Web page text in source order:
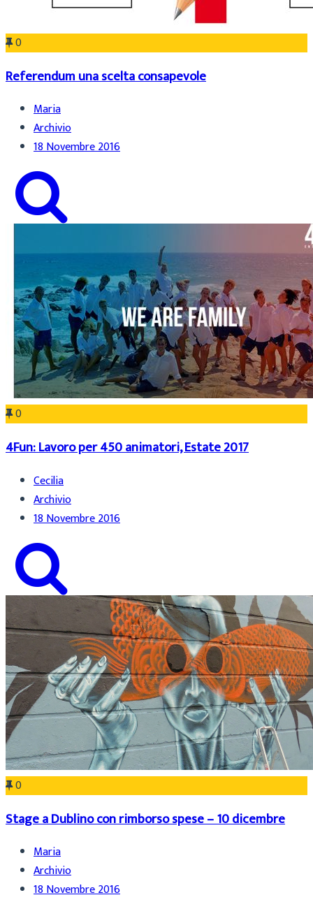
0
Referendum una scelta consapevole
Maria
Archivio
18 Novembre 2016
0
4Fun: Lavoro per 450 animatori, Estate 2017
Cecilia
Archivio
18 Novembre 2016
0
Stage a Dublino con rimborso spese – 10 dicembre
Maria
Archivio
18 Novembre 2016